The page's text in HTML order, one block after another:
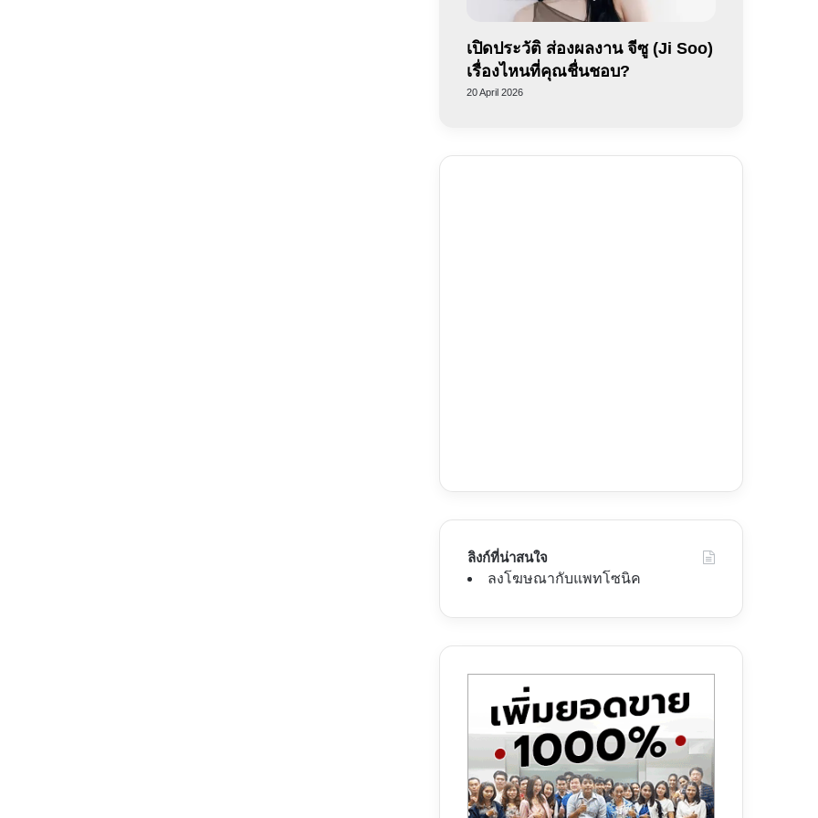
เปิดประวัติ ส่องผลงาน จีซู (Ji Soo)
เรื่องไหนที่คุณชื่นชอบ?
20 April 2026
ลิงก์ที่น่าสนใจ
ลงโฆษณากับแพทโซนิค